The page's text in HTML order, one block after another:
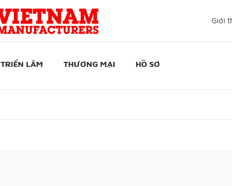
Giới
TRIỂN LÃM THƯƠNG MẠI HỒ SƠ